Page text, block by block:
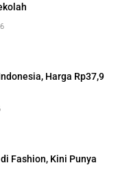
Harga Rp37,9
Fashion, Kini Punya